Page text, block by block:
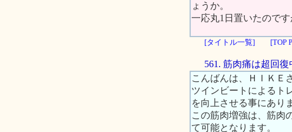
ょうか。
一応丸1日置いたので
[タイトル一覧] [TOP
561. 筋肉痛は超回復
こんばんは、ＨＩＫＥ
ツインビートによるト
を向上させる事にあり
この筋肉増強は、筋肉
て可能となります。